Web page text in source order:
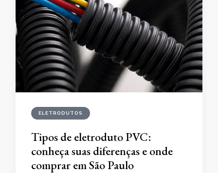
ELETRODUTOS
Tipos de eletroduto PVC:
conheça suas diferenças e onde
comprar em São Paulo